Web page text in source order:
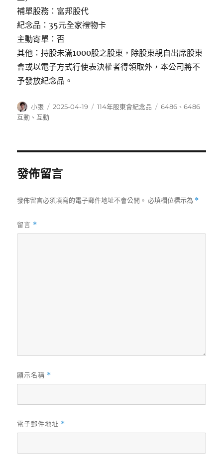
補單股務：富邦股代
紀念品：35元全家禮物卡
主動寄單：否
其他：持股未滿1000股之股東，除股東親自出席股東
會或以電子方式行使表決權者得領取外，本公司將不
予發放紀念品。
作
者
小張
發
2025-04-19
分
114年股東會紀念品
標
6486 、6486
互動 、 互動
發佈留言
發佈留言必須填寫的電子郵件地址不會公開。 必填欄位標示為 *
留言 *
顯示名稱 *
電子郵件地址 *